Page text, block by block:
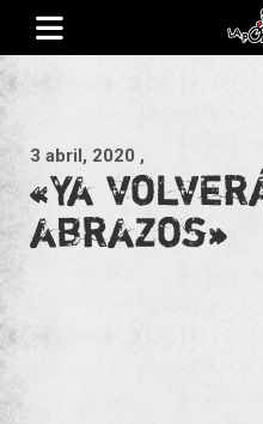
Saltar
contenido
3 abril, 2020 ,
«Ya
abrazos»